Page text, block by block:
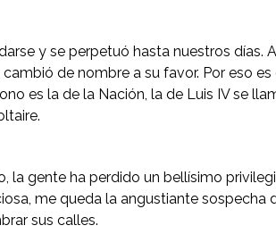
y se perpetuó hasta nuestros días.
de nombre a su favor. Por eso
es la de la Nación, la de Luis IV se
la gente ha perdido un bellísimo
me queda la angustiante sospecha
sus calles.